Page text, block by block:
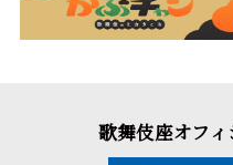
歌舞伎座オフ